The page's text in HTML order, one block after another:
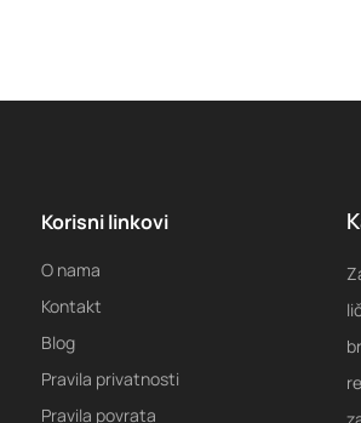
Korisni linkovi
O nama
Kontakt
Blog
Pravila privatnosti
Pravila povrata